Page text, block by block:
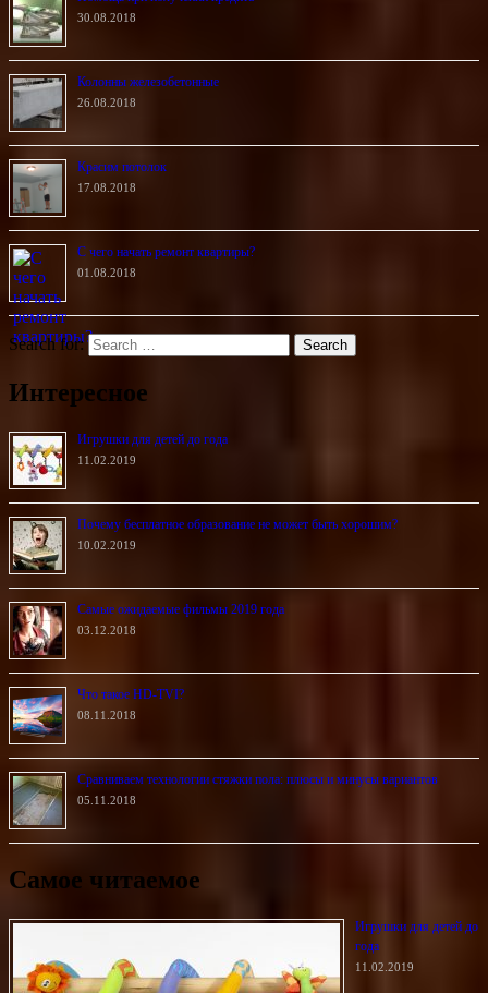
30.08.2018
Колонны железобетонные
26.08.2018
Красим потолок
17.08.2018
С чего начать ремонт квартиры?
01.08.2018
Search for:
Интересное
Игрушки для детей до года
11.02.2019
Почему бесплатное образование не может быть хорошим?
10.02.2019
Самые ожидаемые фильмы 2019 года
03.12.2018
Что такое HD-TVI?
08.11.2018
Сравниваем технологии стяжки пола: плюсы и минусы вариантов
05.11.2018
Самое читаемое
Игрушки для детей до
года
11.02.2019